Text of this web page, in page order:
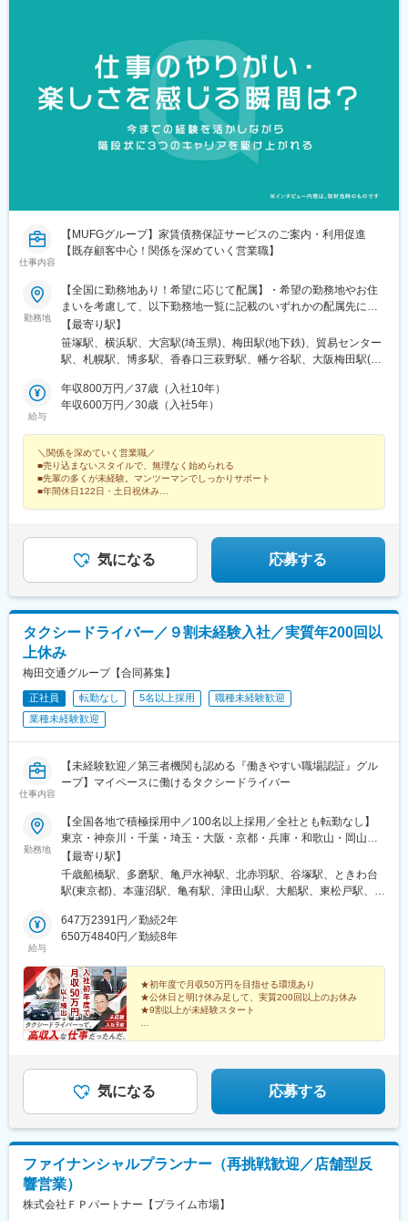
仕事内容
【MUFGグループ】家賃債務保証サービスのご案内・利用促進
【既存顧客中心！関係を深めていく営業職】
勤務地
【全国に勤務地あり！希望に応じて配属】・希望の勤務地やお住
まいを考慮して、以下勤務地一覧に記載のいずれかの配属先に決
定します。・社宅あり！U・Iターンも歓迎です＜勤務エリア＞札
幌／首都圏（東京・神奈川・埼玉）／関西圏（大阪・兵庫）／福
岡）★選べる働き方「全国転勤型」もしくは「地域限定型」のい
場合は、将来的に転勤となる可能性があります。「地域限定型」
の場合は、転居を伴う転勤はありません。※地域限定型の拠点：
福岡※地域限定型の場合も、首都圏、関西圏は（）内の範囲で異動
の可能性あり。★ハイブリッドワークも可能！「不動産管理会社
様の定休日に合わせて、水曜日は在宅勤務（リモートワーク）」
など、出社と在宅を組み合わせた働き方も可能です。※原則出社で
【最寄り駅】
笹塚駅、横浜駅、大宮駅(埼玉県)、梅田駅(地下鉄)、貿易センター
駅、札幌駅、博多駅、香春口三萩野駅、幡ケ谷駅、大阪梅田駅(阪
戸三宮駅(阪神)、北１２条駅
給与
年収800万円／37歳（入社10年）
年収600万円／30歳（入社5年）
＼関係を深めていく営業職／
■売り込まないスタイルで、無理なく始められる
■先輩の多くが未経験。マンツーマンでしっかりサポート
■年間休日122日・土日祝休み
気になる 応募する
タクシードライバー／９割未経験入社／実質年200回以
上休み
梅田交通グループ【合同募集】
正社員 転勤なし 5名以上採用
職種未経験歓迎
業種未経験歓迎
仕事内容
【未経験歓迎／第三者機関も認める『働きやすい職場認証』グル
ープ】マイペースに働けるタクシードライバー
勤務地
【全国各地で積極採用中／100名以上採用／全社とも転勤なし】
東京・神奈川・千葉・埼玉・大阪・京都・兵庫・和歌山・岡山・
静岡・群馬・秋田◎ご希望のグループ会社にご応募可能です。◎
ハイヤーを扱える営業所もあります。※屋内・営業車車両原則禁煙
【最寄り駅】
千歳船橋駅、多磨駅、亀戸水神駅、北赤羽駅、谷塚駅、ときわ台
駅(東京都)、本蓮沼駅、亀有駅、津田山駅、大船駅、東松戸駅、二
駅、三国駅(大阪府)、加島駅、神崎川駅、長原駅(大阪府)、大国町
駅、我孫子町駅、南巽駅、ＪＲ長瀬駅、荒本駅、門真南駅、古川
駅、曽根駅(大阪府)、忠岡駅、西大路駅、梅小路京都西駅、椥辻
駅、深江駅(兵庫県)、紀三井寺駅、倉敷駅、備前西市駅、三島広小
路駅、清水駅(静岡県)、東静岡駅、来宮駅、沼津駅、長泉なめり
駅、田京駅、西焼津駅、菊川駅(静岡県)、北高崎駅、羽後本荘駅、
刈和野駅、大久保駅(秋田県)、新屋駅(秋田県)、吉野原駅、御幣島
県)、今宮戎駅、長居駅(地下鉄)、柚木駅(静岡鉄道線)
給与
647万2391円／勤続2年
650万4840円／勤続8年
★初年度で月収50万円を目指せる環境あり
★公休日と明け休み足して、実質200回以上のお休み
★9割以上が未経験スタート
・ノルマや人間関係にも、縛られない正社員へ
気になる 応募する
ファイナンシャルプランナー（再挑戦歓迎／店舗型反
響営業）
株式会社ＦＰパートナー【プライム市場】